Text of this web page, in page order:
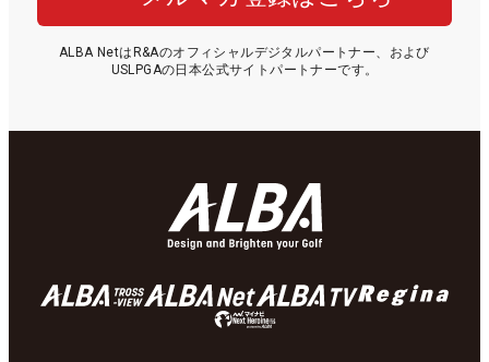
ALBA NetはR&Aのオフィシャルデジタルパートナー、および
USLPGAの日本公式サイトパートナーです。